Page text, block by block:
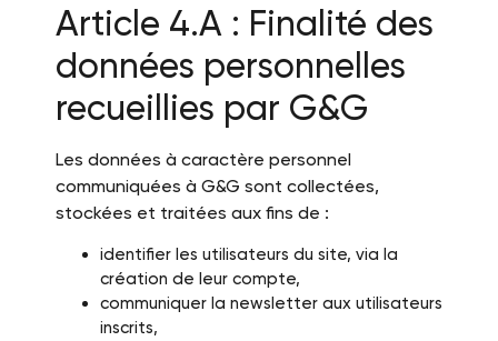
Article 4.A : Finalité des
données personnelles
recueillies par G&G
Les données à caractère personnel
communiquées à G&G sont collectées,
stockées et traitées aux fins de :
identifier les utilisateurs du site, via la
création de leur compte,
communiquer la newsletter aux utilisateurs
inscrits,